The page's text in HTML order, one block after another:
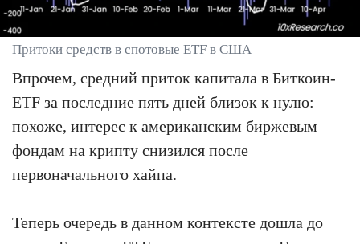
Притоки средств в спотовые ETF в США
Впрочем, средний приток капитала в Биткоин-
ETF за последние пять дней близок к нулю:
похоже, интерес к американским биржевым
фондам на крипту снизился после
первоначального хайпа.
Теперь очередь в данном контексте дошла до